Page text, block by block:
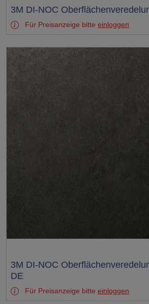
Test
3M DI-NOC
Für Preisanzeige bitte einloggen
Test
3M DI-NOC
DE
Für Preisanzeige bitte einloggen